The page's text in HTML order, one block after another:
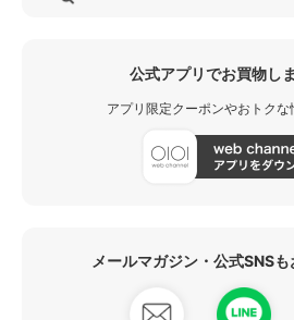
公式アプリでお買物し
アプリ限定クーポンやおトクな
メールマガジン・公式SNSも